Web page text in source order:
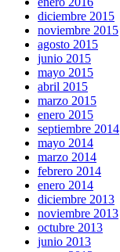
diciembre 2015
noviembre 2015
agosto 2015
junio 2015
mayo 2015
abril 2015
marzo 2015
enero 2015
septiembre 2014
mayo 2014
marzo 2014
febrero 2014
enero 2014
diciembre 2013
noviembre 2013
octubre 2013
junio 2013